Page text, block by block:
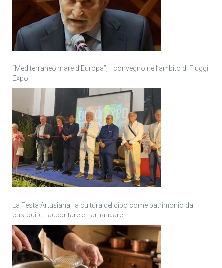
“Mediterraneo mare d’Europa”, il convegno nell’ambito di Fiuggi
Expo
La Festa Artusiana, la cultura del cibo come patrimonio da
custodire, raccontare e tramandare